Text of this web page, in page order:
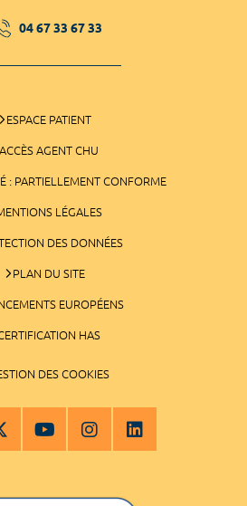
04 67 33 67 33
ESPACE PATIENT
ACCÈS AGENT CHU
: PARTIELLEMENT CONFORME
LÉGALES
DES DONNÉES
PLAN DU SITE
EUROPÉENS
HAS
DES COOKIES